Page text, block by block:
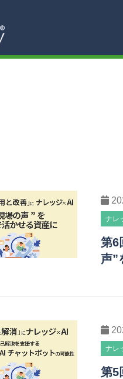
ナレ
第6
声”
ナレ
第5